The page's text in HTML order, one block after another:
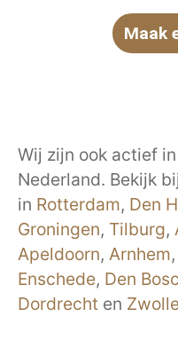
Maak
Wij zijn ook actief in
Nederland. Bekijk
in Rotterdam, Den
Groningen, Tilburg,
Apeldoorn, Arnhem,
Enschede, Den
Dordrecht en